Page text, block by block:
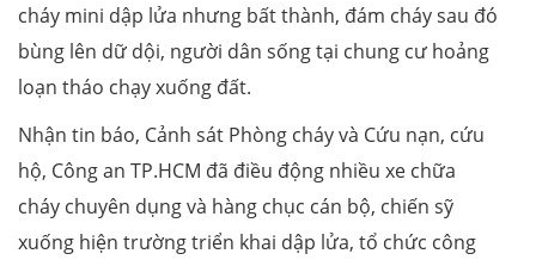
cháy mini dập lửa nhưng bất thành, đám cháy sau đó
bùng lên dữ dội, người dân sống tại chung cư hoảng
loạn tháo chạy xuống đất.
Nhận tin báo, Cảnh sát Phòng cháy và Cứu nạn, cứu
hộ, Công an TP.HCM đã điều động nhiều xe chữa
cháy chuyên dụng và hàng chục cán bộ, chiến sỹ
xuống hiện trường triển khai dập lửa, tổ chức công